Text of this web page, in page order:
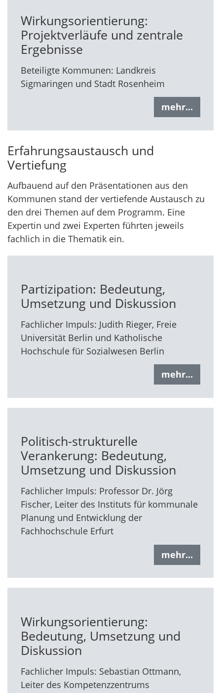
Wirkungsorientierung:
Projektverläufe und zentrale
Ergebnisse
Beteiligte Kommunen: Landkreis
Sigmaringen und Stadt Rosenheim
mehr...
Erfahrungsaustausch und
Vertiefung
Aufbauend auf den Präsentationen aus den
Kommunen stand der vertiefende Austausch zu
den drei Themen auf dem Programm. Eine
Expertin und zwei Experten führten jeweils
fachlich in die Thematik ein.
Partizipation: Bedeutung,
Umsetzung und Diskussion
Fachlicher Impuls: Judith Rieger, Freie
Universität Berlin und Katholische
Hochschule für Sozialwesen Berlin
mehr...
Politisch-strukturelle
Verankerung: Bedeutung,
Umsetzung und Diskussion
Fachlicher Impuls: Professor Dr. Jörg
Fischer, Leiter des Instituts für kommunale
Planung und Entwicklung der
Fachhochschule Erfurt
mehr...
Wirkungsorientierung:
Bedeutung, Umsetzung und
Diskussion
Fachlicher Impuls: Sebastian Ottmann,
Leiter des Kompetenzzentrums